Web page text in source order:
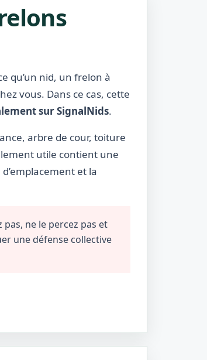
qu’un nid, un frelon à
vous. Dans ce cas, cette
sur SignalNids.
arbre de cour, toiture
utile contient une
et la
pas, ne le percez pas et
une défense collective